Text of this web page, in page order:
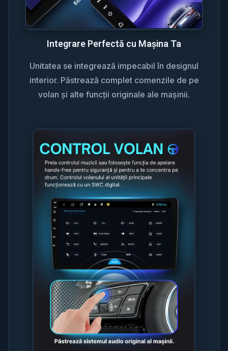
Integrare Perfectă cu Mașina Ta
Unitatea se integrează impecabil în designul
interior. Păstrează complet comenzile de pe
volan și alte funcții originale ale mașinii.